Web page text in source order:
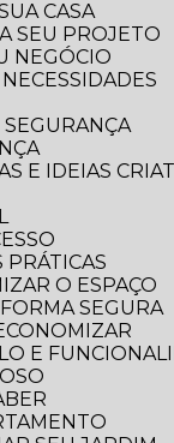
CASA
SEU PROJETO
NEGÓCIO
SEGURANÇA
E IDEIAS
PRÁTICAS
O ESPAÇO
SEGURA
E